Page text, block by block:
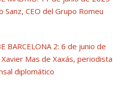
Sanz, CEO del Grupo Romeu
BARCELONA 2: 6 de junio de
Mas de Xaxás, periodista
diplomático